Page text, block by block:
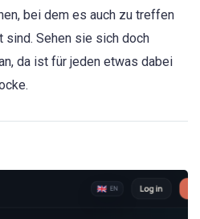
bei dem es auch zu treffen
Sehen sie sich doch
da ist für jeden etwas dabei